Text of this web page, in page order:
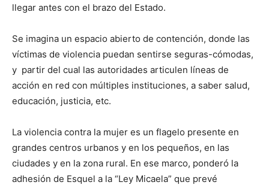
llegar antes con el brazo del Estado.
Se imagina un espacio abierto de contención, donde las
víctimas de violencia puedan sentirse seguras-cómodas,
y partir del cual las autoridades articulen líneas de
acción en red con múltiples instituciones, a saber salud,
educación, justicia, etc.
La violencia contra la mujer es un flagelo presente en
grandes centros urbanos y en los pequeños, en las
ciudades y en la zona rural. En ese marco, ponderó la
adhesión de Esquel a la “Ley Micaela” que prevé